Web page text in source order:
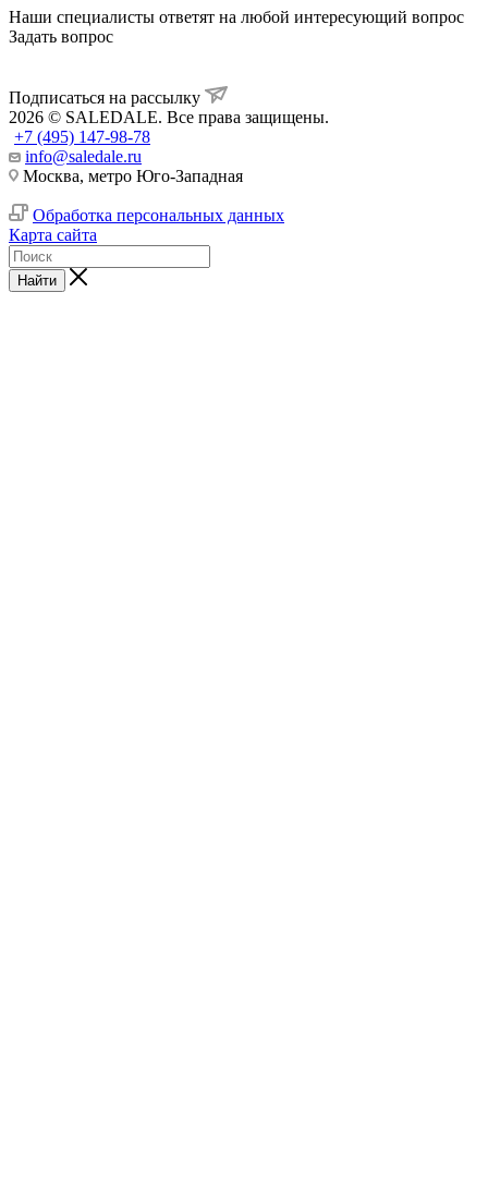
Наши специалисты ответят на любой интересующий вопрос
Задать вопрос
Подписаться на рассылку
2026 © SALEDALE. Все права защищены.
+7 (495) 147-98-78
info@saledale.ru
Москва, метро Юго-Западная
Обработка персональных данных
Карта сайта
Найти